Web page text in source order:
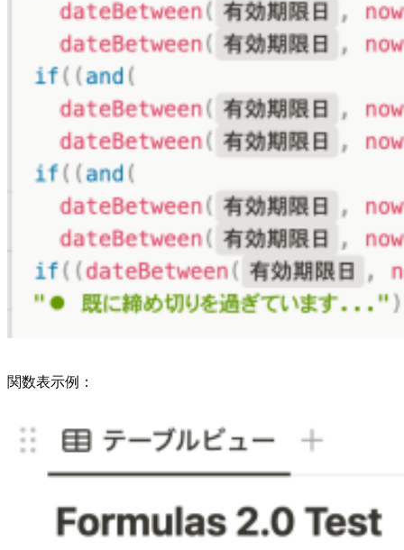
関数表示例：